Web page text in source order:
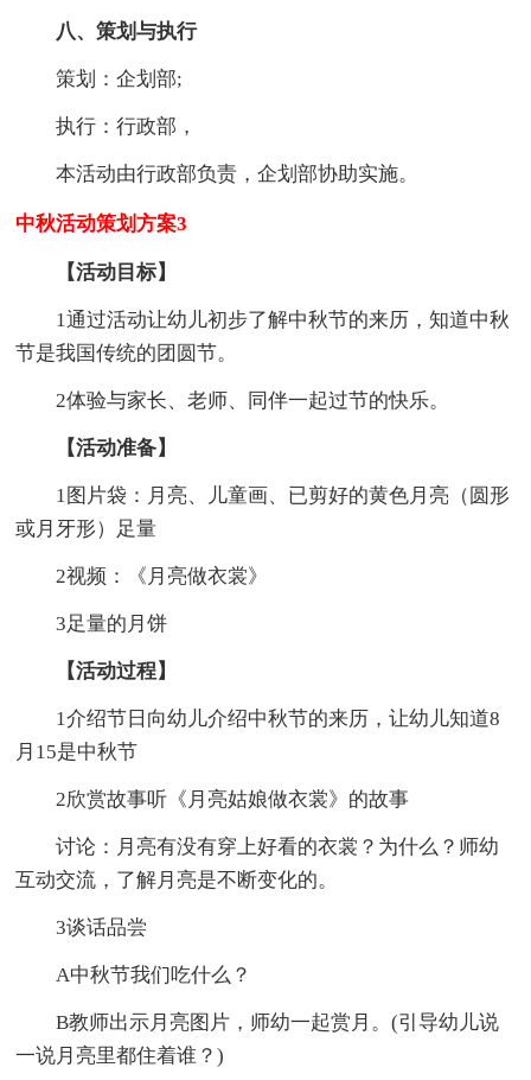
八、策划与执行
策划：企划部;
执行：行政部，
本活动由行政部负责，企划部协助实施。
中秋活动策划方案3
【活动目标】
1通过活动让幼儿初步了解中秋节的来历，知道中秋
节是我国传统的团圆节。
2体验与家长、老师、同伴一起过节的快乐。
【活动准备】
1图片袋：月亮、儿童画、已剪好的黄色月亮（圆形
或月牙形）足量
2视频：《月亮做衣裳》
3足量的月饼
【活动过程】
1介绍节日向幼儿介绍中秋节的来历，让幼儿知道8
月15是中秋节
2欣赏故事听《月亮姑娘做衣裳》的故事
讨论：月亮有没有穿上好看的衣裳？为什么？师幼
互动交流，了解月亮是不断变化的。
3谈话品尝
A中秋节我们吃什么？
B教师出示月亮图片，师幼一起赏月。(引导幼儿说
一说月亮里都住着谁？)